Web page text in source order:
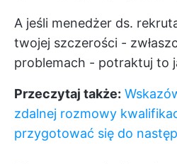
A jeśli menedżer ds.
twojej szczerości -
problemach - potraktuj to
Przeczytaj także:
zdalnej rozmowy
przygotować się do